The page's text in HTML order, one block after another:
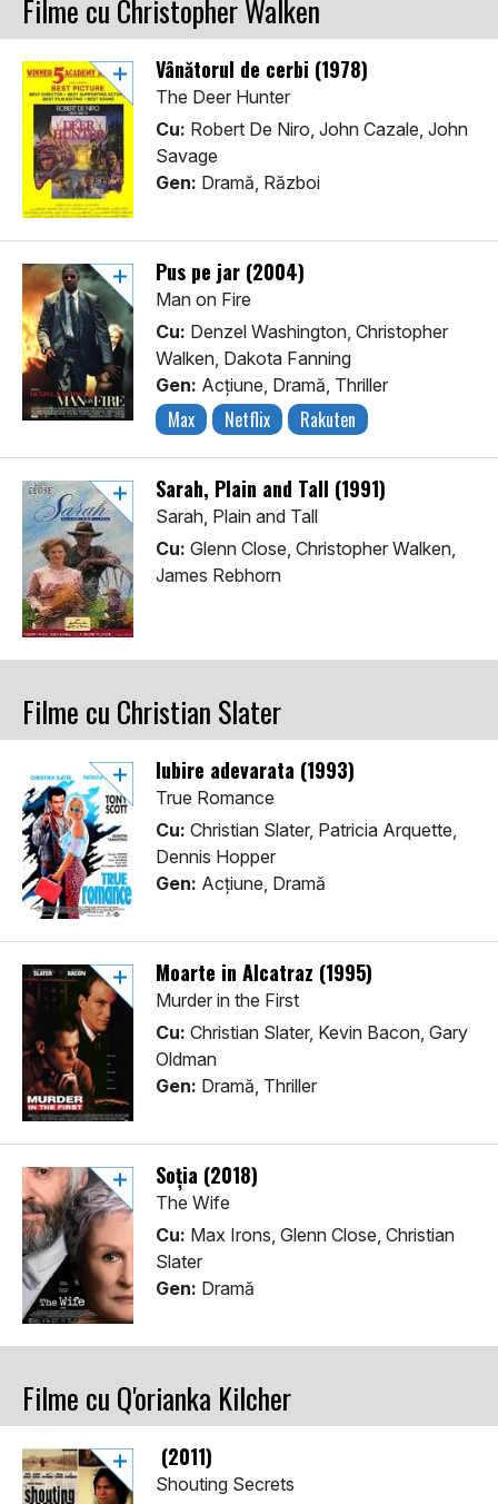
Filme cu Christopher Walken
Vânătorul de cerbi (1978)
The Deer Hunter
Cu: Robert De Niro, John Cazale, John
Savage
Gen: Dramă, Război
Pus pe jar (2004)
Man on Fire
Cu: Denzel Washington, Christopher
Walken, Dakota Fanning
Gen: Acţiune, Dramă, Thriller
Max Netflix Rakuten
Sarah, Plain and Tall (1991)
Sarah, Plain and Tall
Cu: Glenn Close, Christopher Walken,
James Rebhorn
Filme cu Christian Slater
Iubire adevarata (1993)
True Romance
Cu: Christian Slater, Patricia Arquette,
Dennis Hopper
Gen: Acţiune, Dramă
Moarte in Alcatraz (1995)
Murder in the First
Cu: Christian Slater, Kevin Bacon, Gary
Oldman
Gen: Dramă, Thriller
Soția (2018)
The Wife
Cu: Max Irons, Glenn Close, Christian
Slater
Gen: Dramă
Filme cu Q'orianka Kilcher
(2011)
Shouting Secrets